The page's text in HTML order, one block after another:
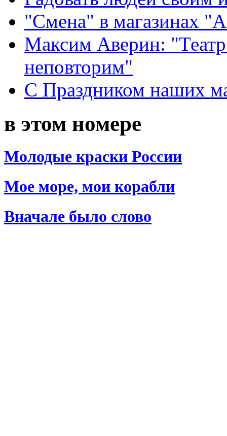
"Смена" в магазинах
Максим Аверин:
неповторим"
С Праздником наших
в этом номере
Молодые краски России
Мое море, мои корабли
Вначале было cлово